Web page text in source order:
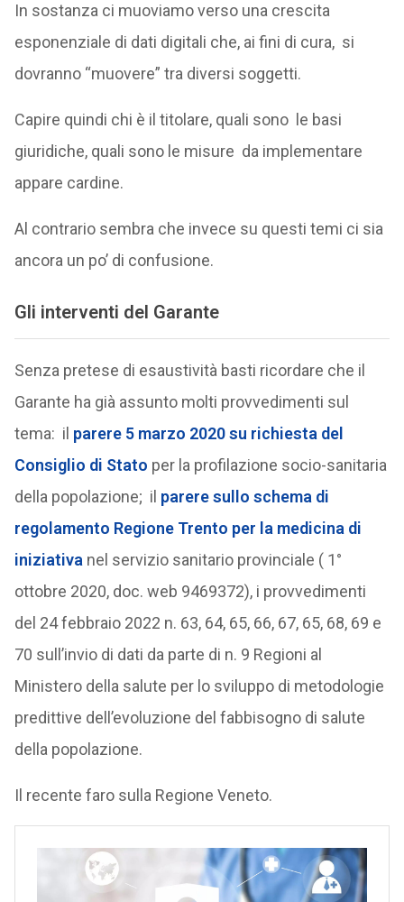
In sostanza ci muoviamo verso una crescita
esponenziale di dati digitali che, ai fini di cura, si
dovranno “muovere” tra diversi soggetti.
Capire quindi chi è il titolare, quali sono le basi
giuridiche, quali sono le misure da implementare
appare cardine.
Al contrario sembra che invece su questi temi ci sia
ancora un po’ di confusione.
Gli interventi del Garante
Senza pretese di esaustività basti ricordare che il
Garante ha già assunto molti provvedimenti sul
tema: il parere 5 marzo 2020 su richiesta del
Consiglio di Stato per la profilazione socio-sanitaria
della popolazione; il parere sullo schema di
regolamento Regione Trento per la medicina di
iniziativa nel servizio sanitario provinciale ( 1°
ottobre 2020, doc. web 9469372), i provvedimenti
del 24 febbraio 2022 n. 63, 64, 65, 66, 67, 65, 68, 69 e
70 sull’invio di dati da parte di n. 9 Regioni al
Ministero della salute per lo sviluppo di metodologie
predittive dell’evoluzione del fabbisogno di salute
della popolazione.
Il recente faro sulla Regione Veneto.